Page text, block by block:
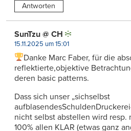
Antworten
SunTzu @ CH
15.11.2025 um 15:01
Danke Marc Faber, für die
reflektierte,objektive
deren basic patterns.
Dass sich unser „sichselbst
nicht selbst abstellen wird resp.
100% allen KLAR (etwas ganz